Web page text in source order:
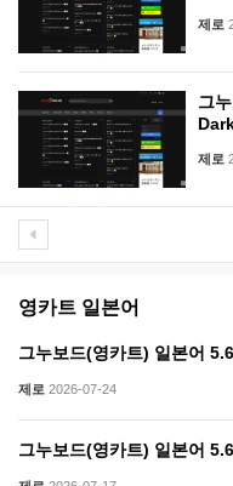
제로
그
제로
영카트 일본어
그누보드(영카트) 일본어
제로 2026-07-24
그누보드(영카트) 일본어